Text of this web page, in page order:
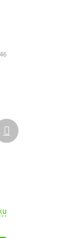
Ďalší
produkt